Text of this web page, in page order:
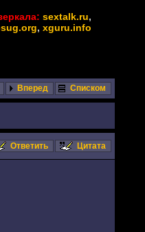
sextalk.ru,
, xguru.info
Вперед Списком
Ответить Цитата